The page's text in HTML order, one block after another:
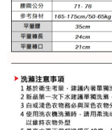
４．使用「AFTEE先享
時審查核予不同之上限
請求用戶進行身份認證。
５．嚴禁一人註冊多個
恩沛科技股份有限公司
每筆NT$100
海外宅配